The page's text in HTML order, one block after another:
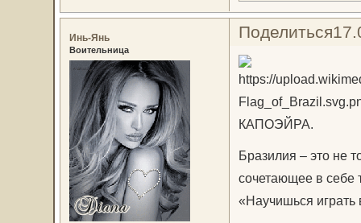
Поделиться
Инь-Янь
Воительница
КАПОЭЙРА.
Бразилия – это не
сочетающее в себе
«Научишься играть